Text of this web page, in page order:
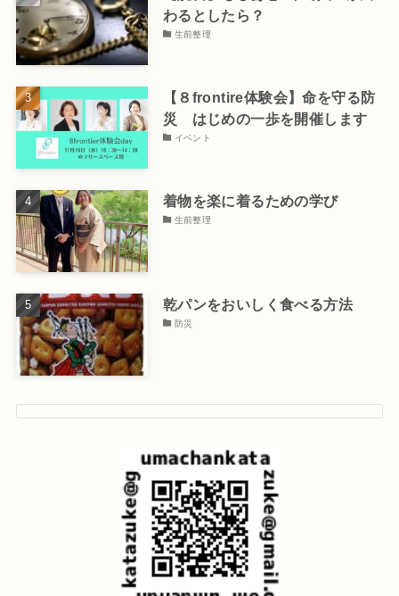
わるとしたら？
生前整理
【８frontire体験会】命を守る防
災 はじめの一歩を開催します
イベント
着物を楽に着るための学び
生前整理
乾パンをおいしく食べる方法
防災